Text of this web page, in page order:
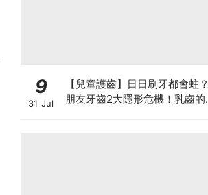
9
31 Jul
【兒童護齒】日日刷牙都會蛀
朋友牙齒2大隱形危機！乳齒的